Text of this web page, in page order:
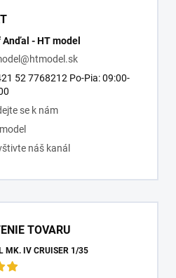
- HT model
@htmodel.sk
52 7768212 Po-Pia: 09:00-
se k nám
náš kanál
TOVARU
MK. IV CRUISER 1/35